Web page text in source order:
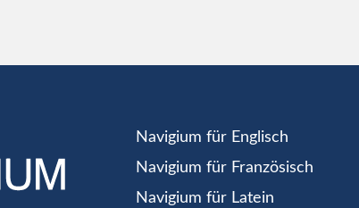
Navigium für Englisch
Navigium für Französisch
Navigium für Latein